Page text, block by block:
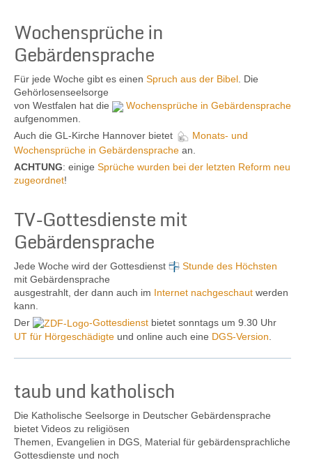
Kontakt
Wochensprüche in
Gebärdensprache
Für jede Woche gibt es einen Spruch aus der Bibel. Die
Gehörlosenseelsorge
von Westfalen hat die
Wochensprüche in Gebärdensprache
aufgenommen.
Auch die GL-Kirche Hannover bietet
Monats- und
Wochensprüche in Gebärdensprache an.
ACHTUNG: einige Sprüche wurden bei der letzten Reform neu
zugeordnet!
TV-Gottesdienste mit
Gebärdensprache
Jede Woche wird der Gottesdienst
Stunde des Höchsten
mit Gebärdensprache
ausgestrahlt, der dann auch im Internet nachgeschaut werden
kann.
Der
-Gottesdienst bietet sonntags um 9.30 Uhr
UT für Hörgeschädigte und online auch eine DGS-Version
taub und katholisch
Die Katholische Seelsorge in Deutscher Gebärdensprache
bietet Videos zu religiösen
Themen, Evangelien in DGS, Material für gebärdensprachliche
Gottesdienste und noch